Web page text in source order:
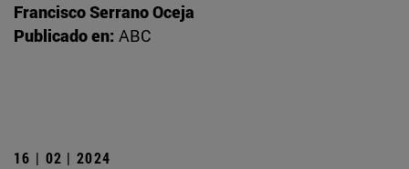
Francisco Serrano Oceja
Publicado en: ABC
16 | 02 | 2024